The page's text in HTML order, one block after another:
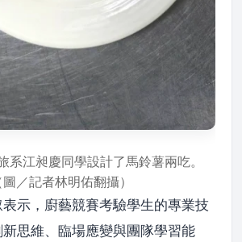
江昶慶同學設計了馬鈴薯兩吃。
圖／記者林明佑翻攝）
示，廚藝競賽考驗學生的專業技
思維、臨場應變與團隊學習能